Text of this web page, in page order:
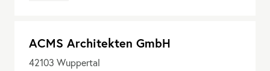
ACMS Architekten GmbH
42103 Wuppertal